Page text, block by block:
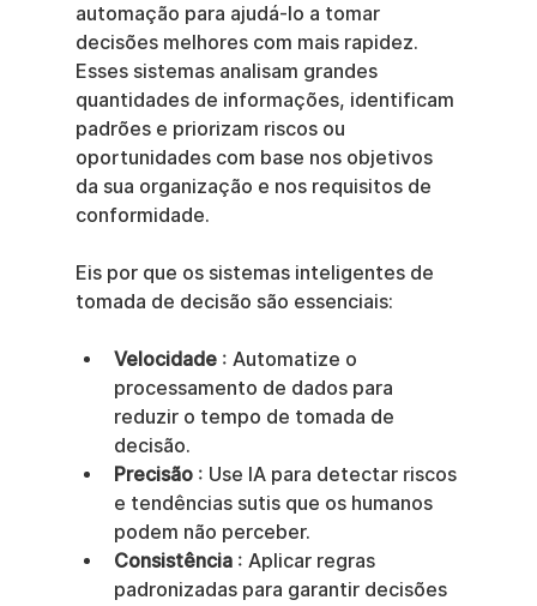
automação para ajudá-lo a tomar
decisões melhores com mais rapidez.
Esses sistemas analisam grandes
quantidades de informações, identificam
padrões e priorizam riscos ou
oportunidades com base nos objetivos
da sua organização e nos requisitos de
conformidade.
Eis por que os sistemas inteligentes de
tomada de decisão são essenciais:
Velocidade : Automatize o
processamento de dados para
reduzir o tempo de tomada de
decisão.
Precisão : Use IA para detectar riscos
e tendências sutis que os humanos
podem não perceber.
Consistência : Aplicar regras
padronizadas para garantir decisões